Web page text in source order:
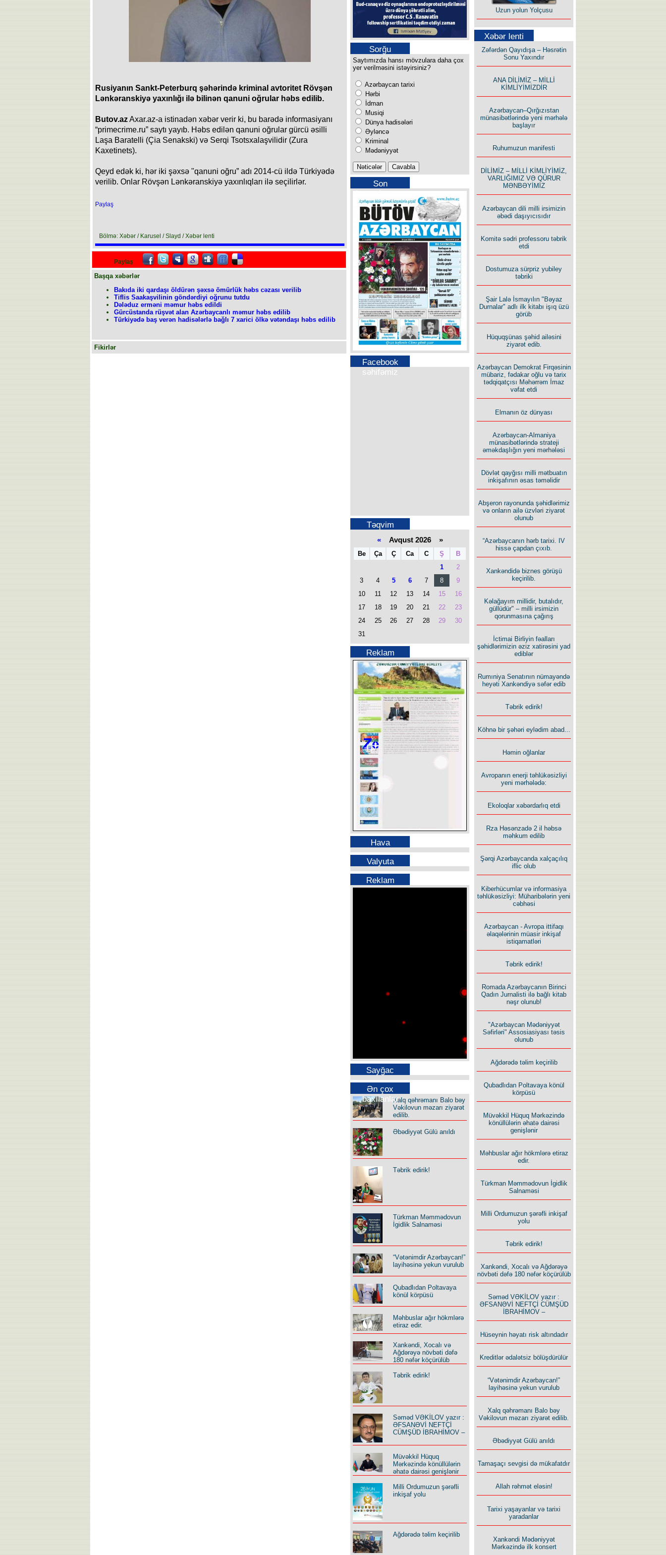
Rusiyanın Sankt-Peterburq şəhərində kriminal avtoritet Rövşən
Lənkəranskiyə yaxınlığı ilə bilinən qanuni oğrular həbs edilib.
Butov.azAxar.az-a istinadən xəbər verir ki, bu barədə informasiyanı
“primecrime.ru” saytı yayıb. Həbs edilən qanuni oğrular gürcü əsilli
Laşa Baratelli (Çia Senakski) və Serqi Tsotsxalaşvilidir (Zura
Kaxetinets).
Qeyd edək ki, hər iki şəxsə "qanuni oğru” adı 2014-cü ildə Türkiyədə
verilib. Onlar Rövşən Lənkəranskiyə yaxınlıqları ilə seçilirlər.
Paylaş
Bölmə: Xəbər / Karusel / Slayd / Xəbər lenti
Paylaş
Başqa xəbərlər
Bakıda iki qardaşı öldürən şəxsə ömürlük həbs cəzası verilib
Tiflis Saakaşvilinin göndərdiyi oğrunu tutdu
Dələduz erməni məmur həbs edildi
Gürcüstanda rüşvət alan Azərbaycanlı məmur həbs edilib
Türkiyədə baş verən hadisələrlə bağlı 7 xarici ölkə vətəndaşı həbs edilib
Fikirlər
Sorğu
Saytımızda hansı mövzulara daha çox
yer verilməsini istəyirsiniz?
Azərbaycan tarixi
Hərbi
İdman
Musiqi
Dünya hadisələri
Əyləncə
Kriminal
Mədəniyyət
Son
buraxılışımız
Facebook
səhifəmiz
Təqvim
«Avqust 2026 »
Be Ça Ç Ca C Ş
B
1
2
3
4 5 6 7 8
9
10
11 12 13 14 15
16
17
18 19 20 21 22
23
24
25 26 27 28 29
30
31
Reklam
Hava
Valyuta
Reklam
Sayğac
Ən çox
baxılanlarXalq qəhrəmanı Balo bəy
Vəkilovun məzarı ziyarət
edilib.
Əbədiyyət Gülü anıldı
Təbrik edirik!
Türkman Məmmədovun
İgidlik Salnaməsi
“Vətənimdir Azərbaycan!”
layihəsinə yekun vurulub
Qubadlıdan Poltavaya
könül körpüsü
Məhbuslar ağır hökmlərə
etiraz edir.
Xankəndi, Xocalı və
Ağdərəyə növbəti dəfə
180 nəfər köçürülüb
Təbrik edirik!
Səməd VƏKİLOV yazır :
ƏFSANƏVİ NEFTÇİ
CÜMŞÜD İBRAHİMOV –
Müvəkkil Hüquq
Mərkəzində könüllülərin
əhatə dairəsi genişlənir
Milli Ordumuzun şərəfli
inkişaf yolu
Ağdərədə təlim keçirilib
Uzun yolun Yolçusu
Rusiyanın süqutunu qaçılmaz
edən beş şərt
Xəbər lenti
Zəfərdən Qayıdışa – Həsrətin
Sonu Yaxındır
ANA DİLİMİZ – MİLLİ
KİMLİYİMİZDİR
Azərbaycan–Qırğızıstan
münasibətlərində yeni mərhələ
başlayır
Ruhumuzun manifesti
DİLİMİZ – MİLLİ KİMLİYİMİZ,
VARLIĞIMIZ VƏ QÜRUR
MƏNBƏYİMİZ
Azərbaycan dili milli irsimizin
əbədi daşıyıcısıdır
Komitə sədri professoru təbrik
etdi
Dostumuza sürpriz yubiley
təbriki
Şair Lalə İsmayılın "Bəyaz
Durnalar" adlı ilk kitabı işıq üzü
görüb
Hüquqşünas şəhid ailəsini
ziyarət edib.
Azərbaycan Demokrat Firqəsinin
mübariz, fədakar oğlu və tarix
tədqiqatçısı Məhərrəm İmaz
vəfat etdi
Elmanın öz dünyası
Azərbaycan-Almaniya
münasibətlərində strateji
əməkdaşlığın yeni mərhələsi
Dövlət qayğısı milli mətbuatın
inkişafının əsas təməlidir
Abşeron rayonunda şəhidlərimiz
və onların ailə üzvləri ziyarət
olunub
“Azərbaycanın hərb tarixi. IV
hissə çapdan çıxıb.
Xankəndidə biznes görüşü
keçirilib.
Kəlağayım millidir, butalıdır,
güllüdür" – milli irsimizin
qorunmasına çağırış
İctimai Birliyin fəalları
şəhidlərimizin əziz xatirəsini yad
ediblər
Rumıniya Senatının nümayəndə
heyəti Xankəndiyə səfər edib
Təbrik edirik!
Köhnə bir şəhəri eylədim abad...
Həmin oğlanlar
Avropanın enerji təhlükəsizliyi
yeni mərhələdə:
Ekoloqlar xəbərdarlıq etdi
Rza Həsənzadə 2 il həbsə
məhkum edilib
Şərqi Azərbaycanda xalçaçılıq
iflic olub
Kiberhücumlar və informasiya
təhlükəsizliyi: Müharibələrin yeni
cəbhəsi
Azərbaycan - Avropa ittifaqı
əlaqələrinin müasir inkişaf
istiqamatləri
Təbrik edirik!
Romada Azərbaycanın Birinci
Qadın Jurnalisti ilə bağlı kitab
nəşr olunub!
"Azərbaycan Mədəniyyət
Səfirləri" Assosiasiyası təsis
olunub
Ağdərədə təlim keçirilib
Qubadlıdan Poltavaya könül
körpüsü
Müvəkkil Hüquq Mərkəzində
könüllülərin əhatə dairəsi
genişlənir
Məhbuslar ağır hökmlərə etiraz
edir.
Türkman Məmmədovun İgidlik
Salnaməsi
Milli Ordumuzun şərəfli inkişaf
yolu
Təbrik edirik!
Xankəndi, Xocalı və Ağdərəyə
növbəti dəfə 180 nəfər köçürülüb
Səməd VƏKİLOV yazır :
ƏFSANƏVİ NEFTÇİ CÜMŞÜD
İBRAHİMOV –
Hüseynin həyatı risk altındadır
Kreditlər ədalətsiz bölüşdürülür
“Vətənimdir Azərbaycan!”
layihəsinə yekun vurulub
Xalq qəhrəmanı Balo bəy
Vəkilovun məzarı ziyarət edilib.
Əbədiyyət Gülü anıldı
Tamaşaçı sevgisi də mükafatdır
Allah rəhmət eləsin!
Tarixi yaşayanlar və tarixi
yaradanlar
Xankəndi Mədəniyyət
Mərkəzində ilk konsert